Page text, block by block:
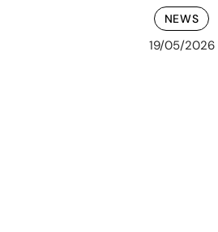
NEWS
19/05/2026